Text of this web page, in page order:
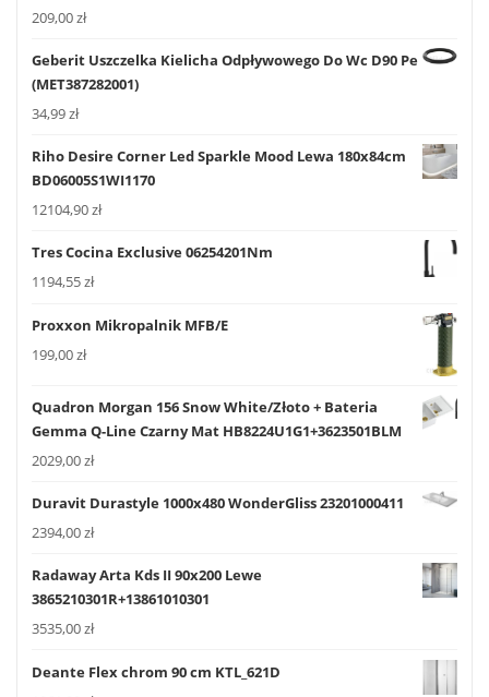
209,00zł
Geberit Uszczelka Kielicha Odpływowego Do Wc D90 Pe
(MET387282001)
34,99zł
Riho Desire Corner Led Sparkle Mood Lewa 180x84cm
BD06005S1WI1170
12104,90zł
Tres Cocina Exclusive 06254201Nm
1194,55zł
Proxxon Mikropalnik MFB/E
199,00zł
Quadron Morgan 156 Snow White/Złoto + Bateria
Gemma Q-Line Czarny Mat HB8224U1G1+3623501BLM
2029,00zł
Duravit Durastyle 1000x480 WonderGliss 23201000411
2394,00zł
Radaway Arta Kds II 90x200 Lewe
3865210301R+13861010301
3535,00zł
Deante Flex chrom 90 cm KTL_621D